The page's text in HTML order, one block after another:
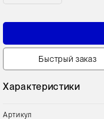
Быстрый заказ
Характеристики
Артикул